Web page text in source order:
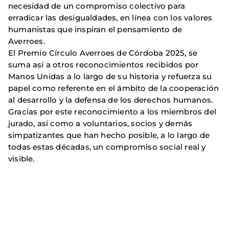
necesidad de un compromiso colectivo para
erradicar las desigualdades, en línea con los valores
humanistas que inspiran el pensamiento de
Averroes.
El Premio Círculo Averroes de Córdoba 2025, se
suma así a otros reconocimientos recibidos por
Manos Unidas a lo largo de su historia y refuerza su
papel como referente en el ámbito de la cooperación
al desarrollo y la defensa de los derechos humanos.
Gracias por este reconocimiento a los miembros del
jurado, así como a voluntarios, socios y demás
simpatizantes que han hecho posible, a lo largo de
todas estas décadas, un compromiso social real y
visible.